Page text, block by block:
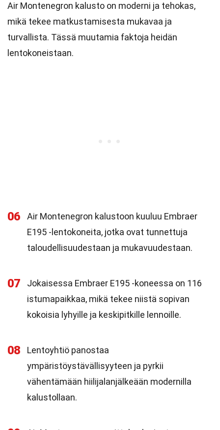
Air Montenegron kalusto on moderni ja tehokas,
mikä tekee matkustamisesta mukavaa ja
turvallista. Tässä muutamia faktoja heidän
lentokoneistaan.
06
Air Montenegron kalustoon kuuluu Embraer
E195 -lentokoneita, jotka ovat tunnettuja
taloudellisuudestaan ja mukavuudestaan.
07
Jokaisessa Embraer E195 -koneessa on 116
istumapaikkaa, mikä tekee niistä sopivan
kokoisia lyhyille ja keskipitkille lennoille.
08
Lentoyhtiö panostaa
ympäristöystävällisyyteen ja pyrkii
vähentämään hiilijalanjälkeään modernilla
kalustollaan.